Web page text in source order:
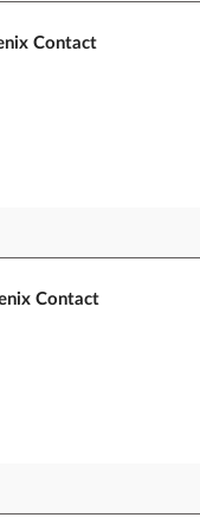
Contact
Contact